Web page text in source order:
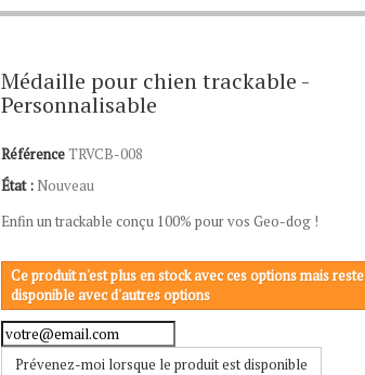
Médaille pour chien trackable -
Personnalisable
RéférenceTRVCB-008
État : Nouveau
Enfin un trackable conçu 100% pour vos Geo-dog !
Ce produit n'est plus en stock avec ces options mais reste
disponible avec d'autres options
Prévenez-moi lorsque le produit est disponible